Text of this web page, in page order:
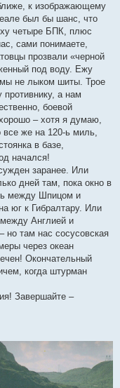
к изображающему
был бы шанс, что
четыре БПК, плюс
сами понимаете,
прозвали «черной
под воду. Ежу
не лыком шиты. Трое
а нам
боевой
– хотя я думаю,
же на 120-ь миль,
в базе,
начался!
заранее. Или
дней там, пока окно в
между Шпицом и
юг к Гибралтару. Или
Англией и
но там нас сосусовская
через океан
Окончательный
когда штурман
Завершайте –